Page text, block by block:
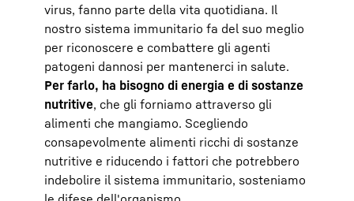
virus, fanno parte della vita quotidiana. Il
nostro sistema immunitario fa del suo meglio
per riconoscere e combattere gli agenti
patogeni dannosi per mantenerci in salute.
Per farlo, ha bisogno di energia e di sostanze
nutritive, che gli forniamo attraverso gli
alimenti che mangiamo. Scegliendo
consapevolmente alimenti ricchi di sostanze
nutritive e riducendo i fattori che potrebbero
indebolire il sistema immunitario, sosteniamo